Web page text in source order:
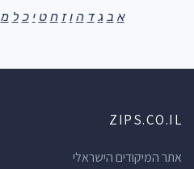
א ב ג ד ה ו ז ח ט י כ ל מ
ZIPS.CO.IL
אתר המיקודים הישראלי